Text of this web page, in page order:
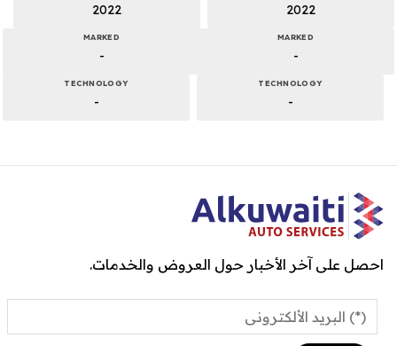
2022
MARKED
-
TECHNOLOGY
-
2022
MARKED
-
TECHNOLOGY
-
احصل على آخر الأخبار حول العروض والخدمات.